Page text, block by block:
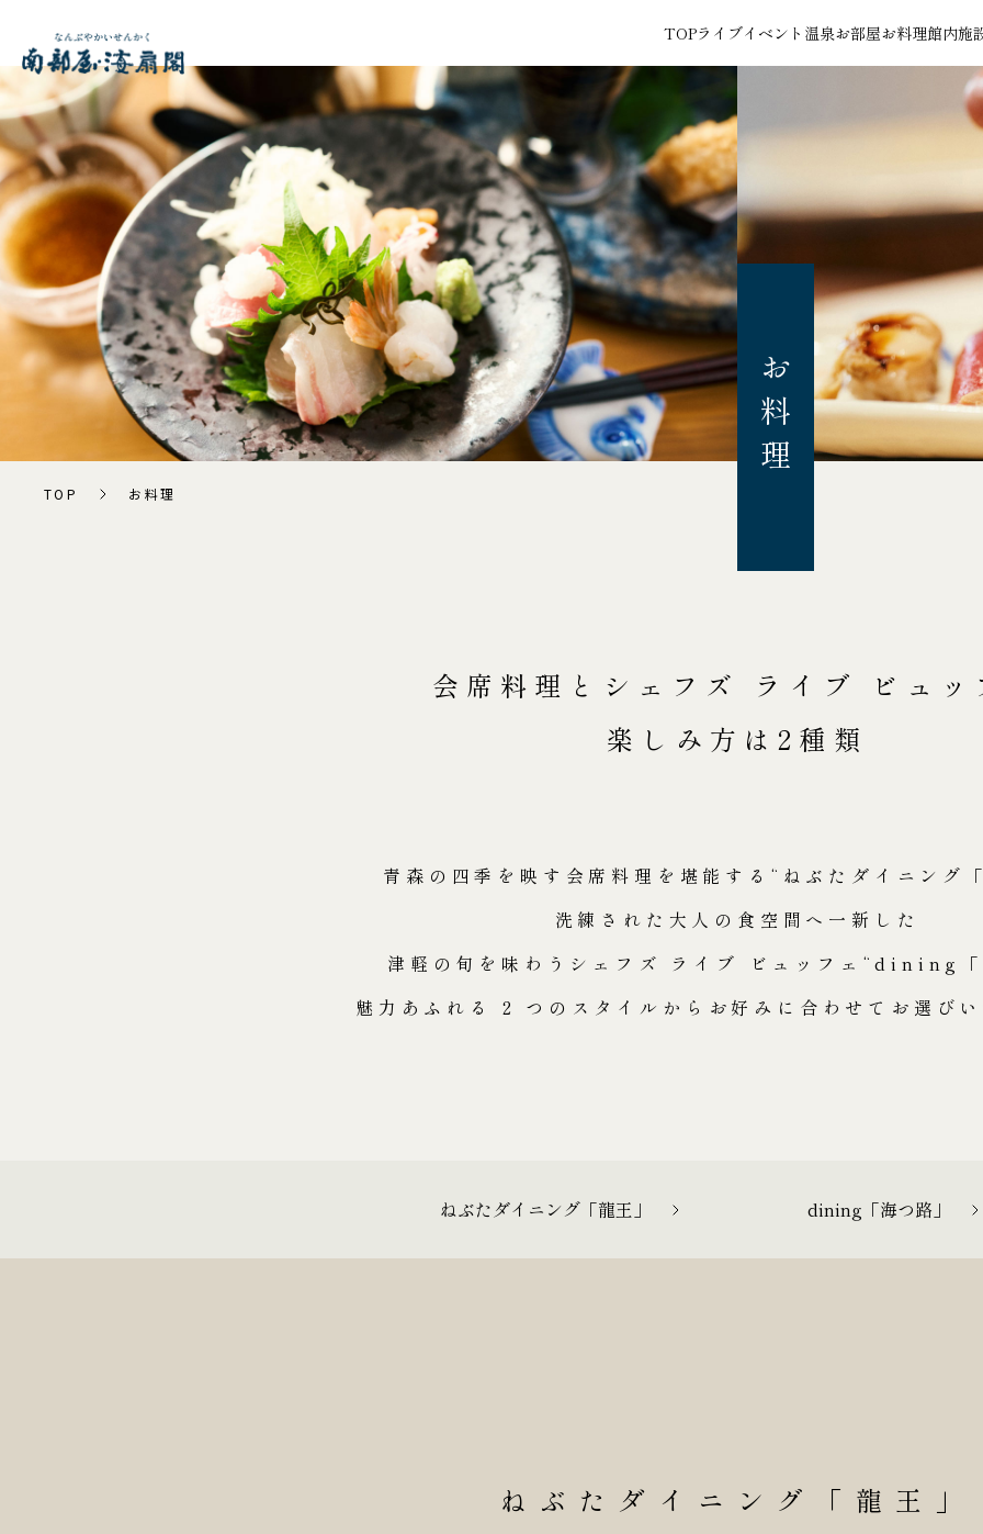
TOPライブイベント 温泉お部屋お料理館内施
ライブイベント
温泉
お部屋
お料理
館内施設
アクセス
周辺観光
新着情報
よくあるご質問
会社概要
ア
カ
対
ご予約
ご予約確認・キャンセル
お料理
TOP お料理
会席料理と シェフズ ライブ ビュッ
楽しみ方は2種類
青森の四季を映す会席料理を堪能する“ねぶたダイニング
洗練された大人の食空間へ一新した
津軽の旬を味わうシェフズ ライブ ビュッフェ“dining「
魅力あふれる 2 つのスタイルからお好みに合わせてお選びい
ねぶたダイニング「龍王」 dining「海つ路」
ねぶたダイニング「龍王」